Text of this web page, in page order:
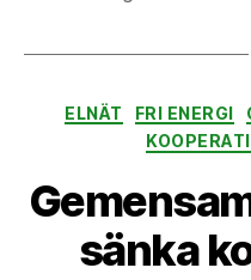
ELNÄT FRI ENERGI
sänka